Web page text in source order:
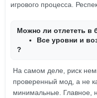
игрового процесса.
Можно ли отлететь в
Все уровни и
?
На самом деле, риск
проверенный мод, а не
минимальные. Главное,